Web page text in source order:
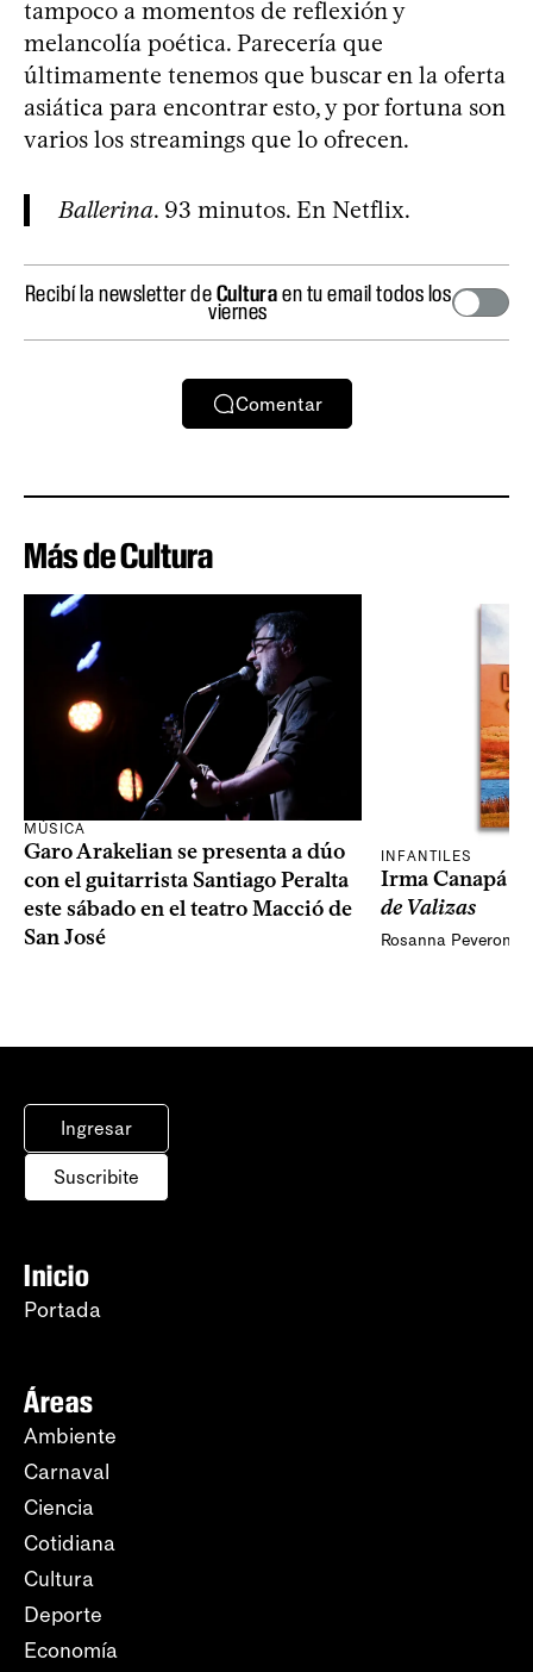
tampoco a momentos de reflexión y
melancolía poética. Parecería que
últimamente tenemos que buscar en la oferta
asiática para encontrar esto, y por fortuna son
varios los streamings que lo ofrecen.
Ballerina. 93 minutos. En Netflix.
Recibí la newsletter deCulturaen tu email todos los
viernes
Comentar
Más de Cultura
MÚSICA
Garo Arakelian se presenta a dúo
con el guitarrista Santiago Peralta
este sábado en el teatro Macció de
San José
INFANTILES
Irma Canapá
de Valizas
Rosanna Peveroni
Ingresar
Suscribite
Inicio
Portada
Áreas
Ambiente
Carnaval
Ciencia
Cotidiana
Cultura
Deporte
Economía